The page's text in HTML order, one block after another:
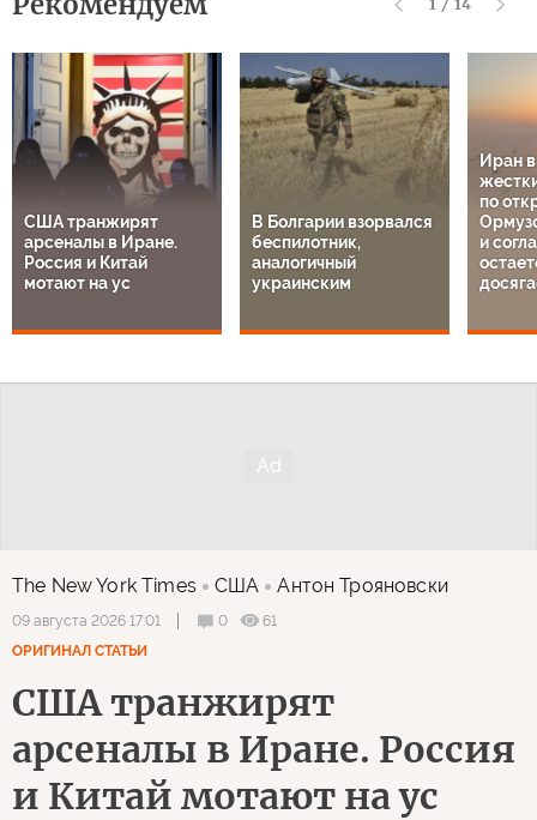
1 / 14
США транжирят
арсеналы в Иране.
Россия и Китай
мотают на ус
В Болгарии взорвался
беспилотник,
аналогичный
украинским
Иран
по
и
The New York Times США Антон Трояновски
09 августа 2026 17:01 0
61
ОРИГИНАЛ СТАТЬИ
США транжирят
арсеналы в Иране. Россия
и Китай мотают на ус